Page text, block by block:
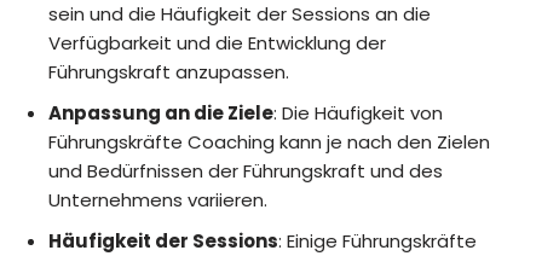
sein und die Häufigkeit der Sessions an die
Verfügbarkeit und die Entwicklung der
Führungskraft anzupassen.
Anpassung an die Ziele: Die Häufigkeit von
Führungskräfte Coaching kann je nach den Zielen
und Bedürfnissen der Führungskraft und des
Unternehmens variieren.
Häufigkeit der Sessions: Einige Führungskräfte